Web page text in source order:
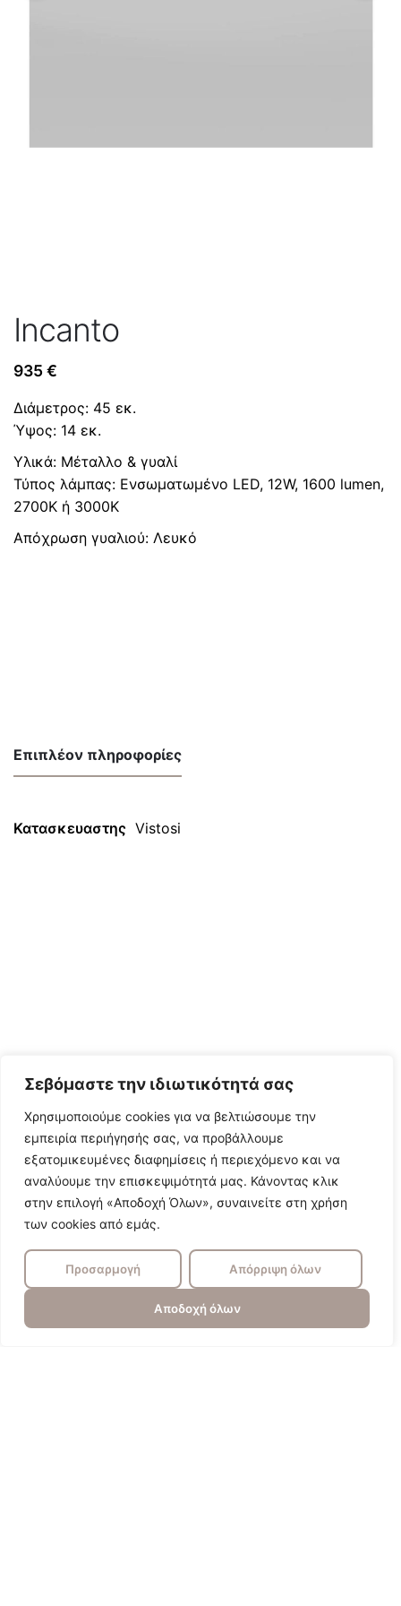
Σεβόμαστε την ιδιωτικότητά σας
Χρησιμοποιούμε cookies για να βελτιώσουμε την
εμπειρία περιήγησής σας, να προβάλλουμε
εξατομικευμένες διαφημίσεις ή περιεχόμενο και να
αναλύουμε την επισκεψιμότητά μας. Κάνοντας κλικ
στην επιλογή «Αποδοχή Όλων», συναινείτε στη χρήση
των cookies από εμάς.
Προσαρμογή Απόρριψη όλων
Αποδοχή όλων
Incanto
935 €
Διάμετρος: 45 εκ.
Ύψος: 14 εκ.
Υλικά: Μέταλλο & γυαλί
Τύπος λάμπας: Ενσωματωμένο LED, 12W, 1600 lumen,
2700K ή 3000Κ
Απόχρωση γυαλιού: Λευκό
Επιπλέον πληροφορίες
Κατασκευαστης Vistosi